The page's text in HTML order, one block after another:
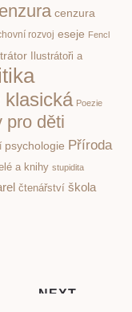
cenzura
rozvoj eseje Fencl
Ilustrátoři a
klasická Poezie
pro děti
psychologie Příroda
a knihy stupidita
čtenářství škola
NEXT